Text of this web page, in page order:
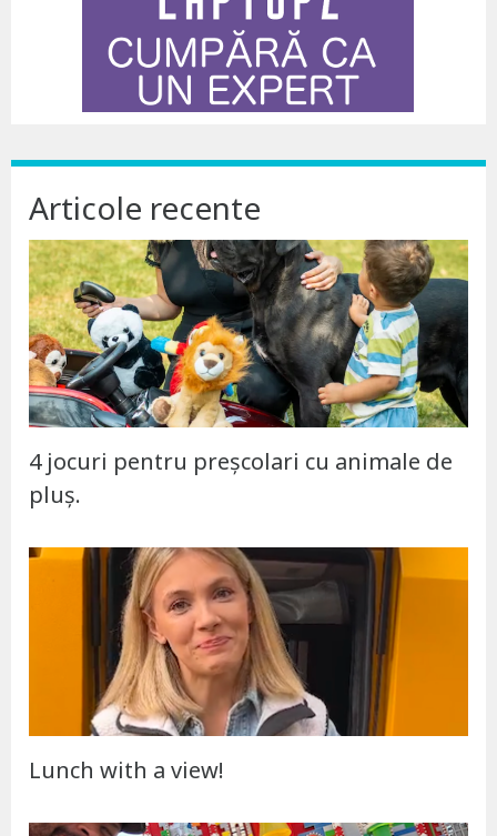
Articole recente
4 jocuri pentru preșcolari cu animale de
pluș.
Lunch with a view!